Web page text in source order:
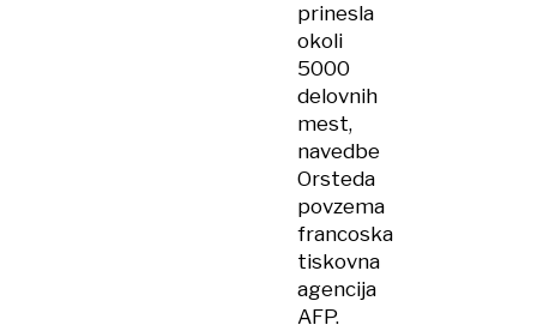
prinesla
okoli
5000
delovnih
mest,
navedbe
Orsteda
povzema
francoska
tiskovna
agencija
AFP.